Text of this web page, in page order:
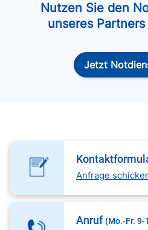
Nutzen Sie den
unseres
Jetzt
Anfrage
Anruf (Mo.-Fr. 9-